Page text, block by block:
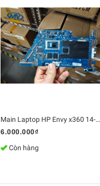
Main Laptop HP Envy x360 14-fa0013dx Ryzen 5 8640HS / Ram 16GB - LA-N472P | Bo mạch chủ Zin [Chính Hãng]
6.000.000₫
Còn hàng